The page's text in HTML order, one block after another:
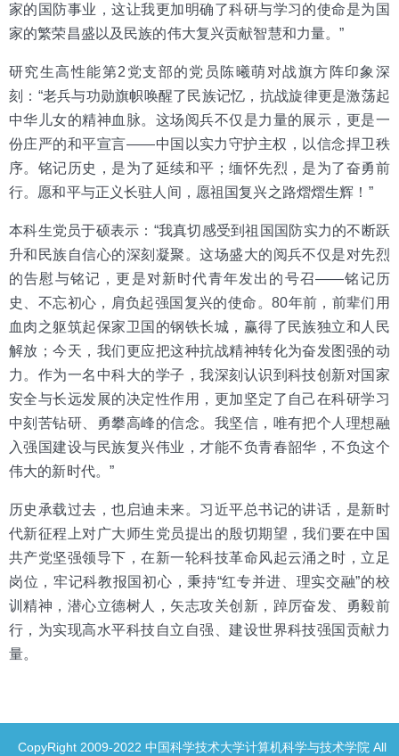
家的国防事业，这让我更加明确了科研与学习的使命是为国
家的繁荣昌盛以及民族的伟大复兴贡献智慧和力量。”
研究生高性能第2党支部的党员陈曦萌对战旗方阵印象深
刻：“老兵与功勋旗帜唤醒了民族记忆，抗战旋律更是激荡起
中华儿女的精神血脉。这场阅兵不仅是力量的展示，更是一
份庄严的和平宣言——中国以实力守护主权，以信念捍卫秩
序。铭记历史，是为了延续和平；缅怀先烈，是为了奋勇前
行。愿和平与正义长驻人间，愿祖国复兴之路熠熠生辉！”
本科生党员于硕表示：“我真切感受到祖国国防实力的不断跃
升和民族自信心的深刻凝聚。这场盛大的阅兵不仅是对先烈
的告慰与铭记，更是对新时代青年发出的号召——铭记历
史、不忘初心，肩负起强国复兴的使命。80年前，前辈们用
血肉之躯筑起保家卫国的钢铁长城，赢得了民族独立和人民
解放；今天，我们更应把这种抗战精神转化为奋发图强的动
力。作为一名中科大的学子，我深刻认识到科技创新对国家
安全与长远发展的决定性作用，更加坚定了自己在科研学习
中刻苦钻研、勇攀高峰的信念。我坚信，唯有把个人理想融
入强国建设与民族复兴伟业，才能不负青春韶华，不负这个
伟大的新时代。”
历史承载过去，也启迪未来。习近平总书记的讲话，是新时
代新征程上对广大师生党员提出的殷切期望，我们要在中国
共产党坚强领导下，在新一轮科技革命风起云涌之时，立足
岗位，牢记科教报国初心，秉持“红专并进、理实交融”的校
训精神，潜心立德树人，矢志攻关创新，踔厉奋发、勇毅前
行，为实现高水平科技自立自强、建设世界科技强国贡献力
量。
CopyRight 2009-2022 中国科学技术大学计算机科学与技术学院 All